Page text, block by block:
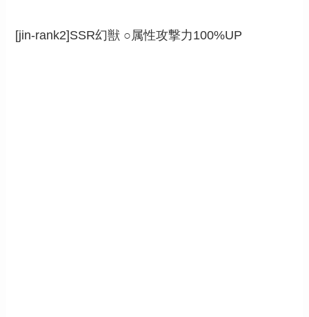
[jin-rank2]SSR幻獣 ○属性攻撃力100%UP